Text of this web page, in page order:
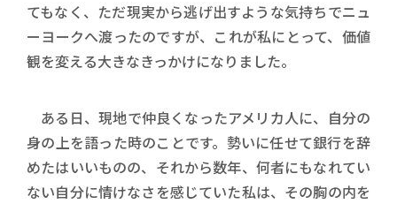
てもなく、ただ現実から逃げ出すような気持ちでニュ
ーヨークへ渡ったのですが、これが私にとって、価値
観を変える大きなきっかけになりました。
ある日、現地で仲良くなったアメリカ人に、自分の
身の上を語った時のことです。勢いに任せて銀行を辞
めたはいいものの、それから数年、何者にもなれてい
ない自分に情けなさを感じていた私は、その胸の内を